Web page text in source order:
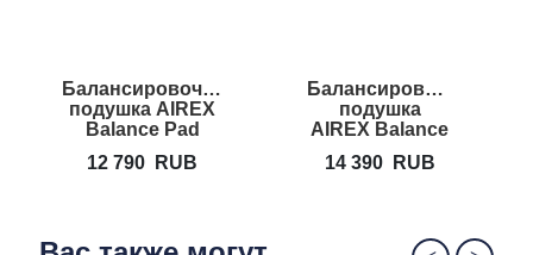
Балансировочная
подушка AIREX
Balance Pad
12 790 RUB
Балансировочная
подушка
AIREX Balance
14 390 RUB